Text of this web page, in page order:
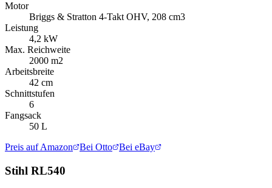
Motor
Briggs & Stratton 4-Takt OHV, 208 cm3
Leistung
4,2 kW
Max. Reichweite
2000 m2
Arbeitsbreite
42 cm
Schnittstufen
6
Fangsack
50 L
Preis auf Amazon
Bei Otto Bei eBay
Stihl RL540